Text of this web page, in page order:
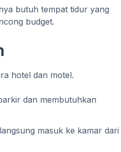
butuh tempat tidur yang
budget.
hotel dan motel.
dan membutuhkan
masuk ke kamar dari